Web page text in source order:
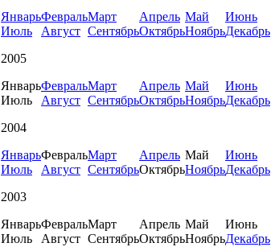
ЯнварьФевральМарт Апрель Май
Июнь
Июль
Август СентябрьОктябрьНоябрьДекабрь
2005
ЯнварьФевральМарт Апрель Май
Июнь
Июль
Август СентябрьОктябрьНоябрьДекабрь
2004
ЯнварьФевральМарт Апрель Май
Июнь
Июль
Август СентябрьОктябрьНоябрьДекабрь
2003
ЯнварьФевральМарт Апрель Май
Июнь
Июль
Август СентябрьОктябрьНоябрьДекабрь